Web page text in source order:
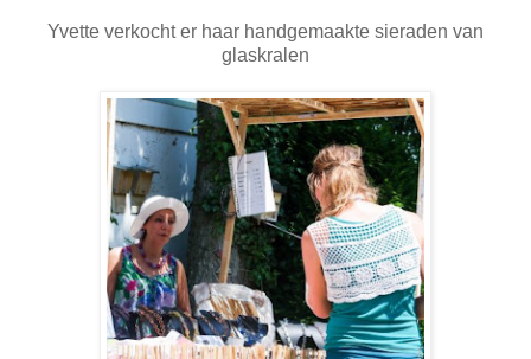
Yvette verkocht er haar handgemaakte sieraden van
glaskralen